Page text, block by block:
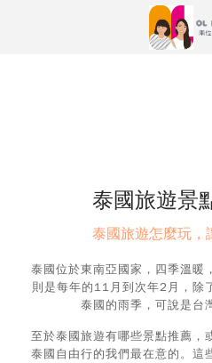
泰國旅遊景
泰國旅遊怎麼玩，
泰國位於東南亞國家，四季溫暖
則是每年的11月到次年2月，除
泰國的雨季，可說是台
至於泰國旅遊有哪些景點推薦，
泰國自由行的我們最在意的。這